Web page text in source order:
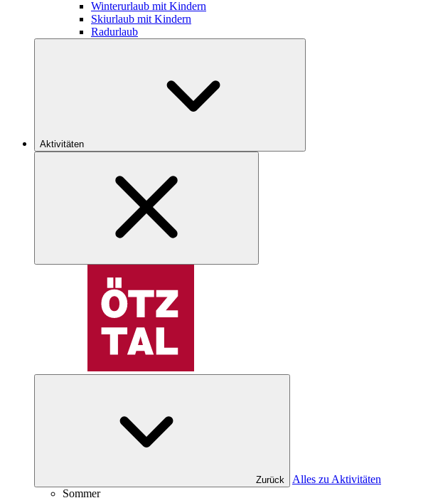
Winterurlaub mit Kindern
Skiurlaub mit Kindern
Radurlaub
Aktivitäten
Zurück
Alles zu Aktivitäten
Sommer